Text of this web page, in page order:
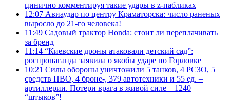
цинично комментируя такие удары в z-пабликах
12:07 Авиаудар по центру Краматорска: число раненых
выросло до 21-го человека!
11:49 Садовый трактор Honda: стоит ли переплачивать
за бренд
11:14 “Киевские дроны атаковали детский сад”:
роспропаганда заявила о якобы ударе по Горловке
10:21 Силы обороны уничтожили 5 танков, 4 РСЗО, 5
средств ПВО, 4 броне-, 379 автотехники и 55 ед. –
артиллерии. Потери врага в живой силе – 1240
“штыков”!